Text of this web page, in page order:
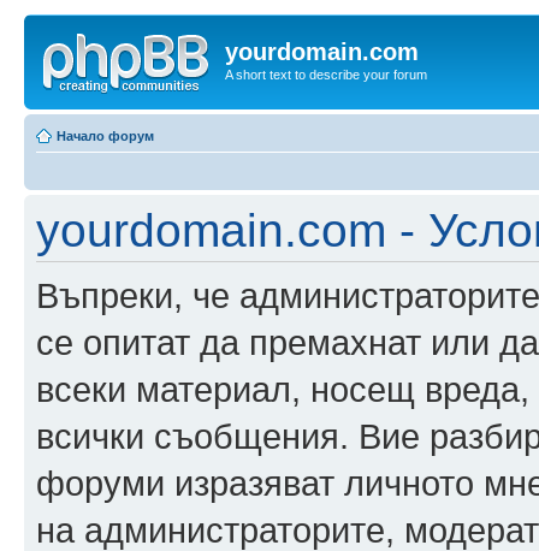
yourdomain.com
A short text to describe your forum
Начало форум
yourdomain.com -
Въпреки, че
се опитат да премахнат или
всеки материал, носещ
всички съобщения. Вие
форуми изразяват личното
на администраторите,